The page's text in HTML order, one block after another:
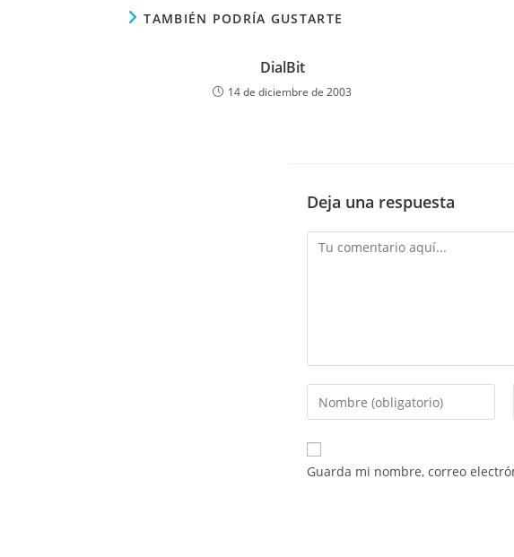
TAMBIÉN PODRÍA GUSTARTE
DialBit
14 de diciembre de 2003
Deja una respuesta
Comentario
Introduce
tu
nombre
o
Guarda mi nombre, correo